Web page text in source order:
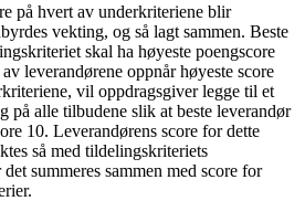
på hvert av underkriteriene blir
vekting, og så lagt sammen. Beste
skal ha høyeste poengscore
leverandørene oppnår høyeste score
vil oppdragsgiver legge til et
på alle tilbudene slik at beste leverandør
10. Leverandørens score for dette
så med tildelingskriteriets
summeres sammen med score for